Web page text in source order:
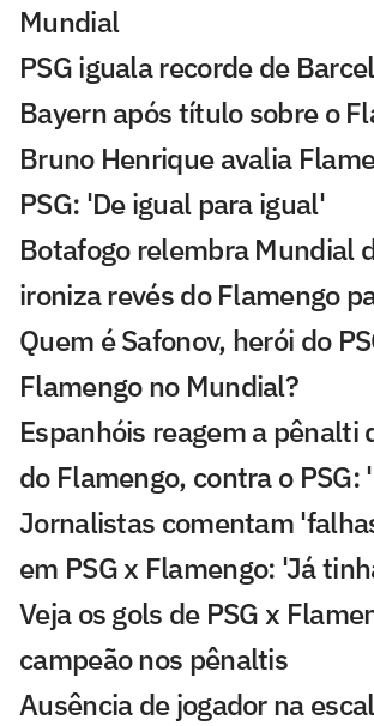
Mundial
PSG iguala recorde de
Bayern após título sobre o
Bruno Henrique avalia
PSG: 'De igual para igual'
Botafogo relembra Mundial
ironiza revés do Flamengo
Quem é Safonov, herói do
Flamengo no Mundial?
Espanhóis reagem a pênalti
do Flamengo, contra o PSG:
Jornalistas comentam
em PSG x Flamengo: 'Já
Veja os gols de PSG x
campeão nos pênaltis
Ausência de jogador na